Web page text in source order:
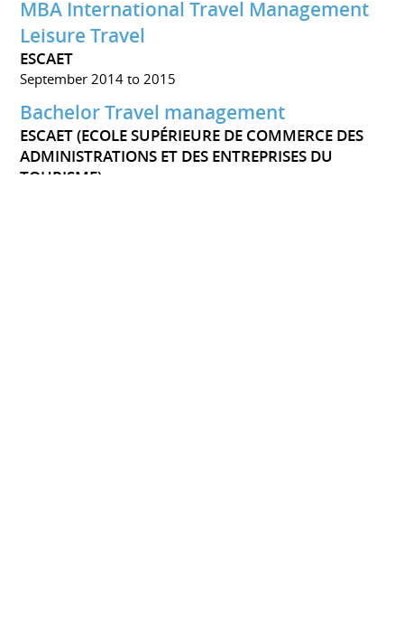
MBA International Travel Management
Leisure Travel
ESCAET
September 2014 to 2015
Bachelor Travel management
ESCAET (ECOLE SUPÉRIEURE DE COMMERCE DES
ADMINISTRATIONS ET DES ENTREPRISES DU
TOURISME)